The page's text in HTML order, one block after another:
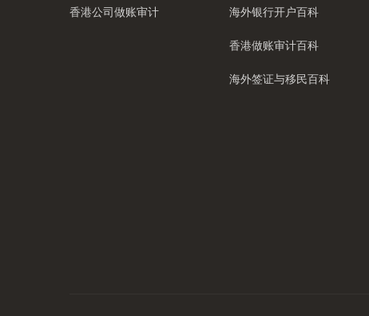
香港公司做账审计 海外银行开户百科
香港做账审计百科
海外签证与移民百科